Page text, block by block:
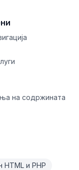
на содржината
HTML и PHP